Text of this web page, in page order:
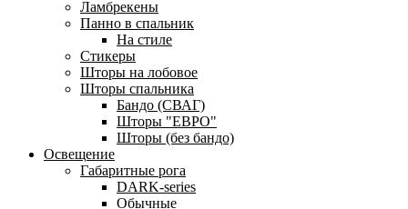
Ламбрекены
Панно в спальник
На стиле
Стикеры
Шторы на лобовое
Шторы спальника
Бандо (СВАГ)
Шторы "ЕВРО"
Шторы (без бандо)
Освещение
Габаритные рога
DARK-series
Обычные